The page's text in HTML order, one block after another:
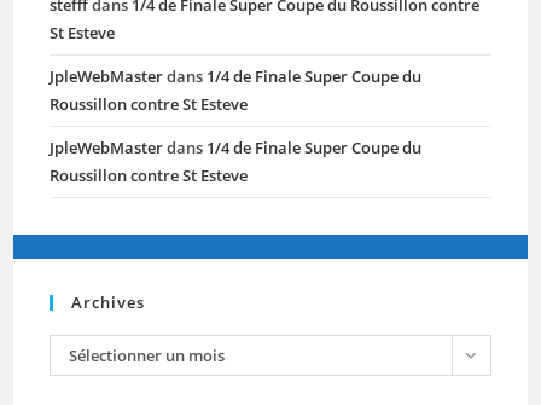
stefffdans 1/4 de Finale Super Coupe du Roussillon contre
St Esteve
JpleWebMasterdans 1/4 de Finale Super Coupe du
Roussillon contre St Esteve
JpleWebMasterdans 1/4 de Finale Super Coupe du
Roussillon contre St Esteve
Archives
archives
Sélectionner un mois